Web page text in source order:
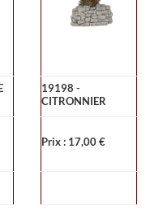
19198 -
CITRONNIER
Prix : 17,00 €